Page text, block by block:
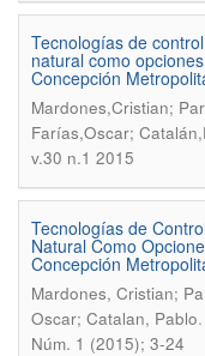
Tecnologías de
natural como
Concepción
Mardones,Cristian;
Farías,Oscar;
v.30 n.1 2015
Tecnologías de
Natural Como
Concepción
Mardones, Cristian;
Oscar; Catalan, Pablo.
Núm. 1 (2015); 3-24